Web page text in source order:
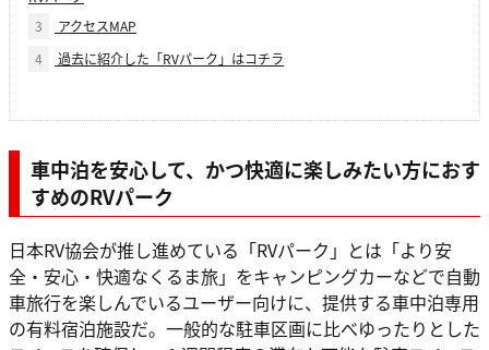
3
アクセスMAP
4
過去に紹介した「RVパーク」はコチラ
車中泊を安心して、かつ快適に楽しみたい方におす
すめのRVパーク
日本RV協会が推し進めている「RVパーク」とは「より安
全・安心・快適なくるま旅」をキャンピングカーなどで自動
車旅行を楽しんでいるユーザー向けに、提供する車中泊専用
の有料宿泊施設だ。一般的な駐車区画に比べゆったりとした